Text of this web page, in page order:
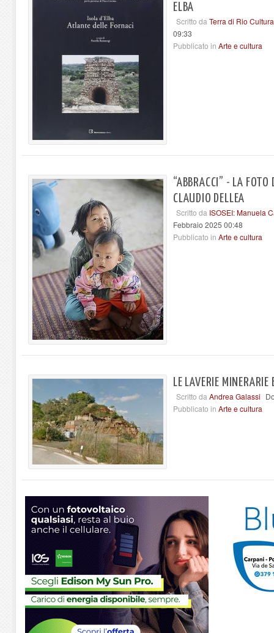
ELBA
Scritto da Terra di Rio
09:33
Pubblicato in Arte e cultura
“ABBRACCI” - LA
CLAUDIO DELLEA
Scritto da ISOSEI: Manuela
Febbraio 2025 00:48
Pubblicato in Arte e cultura
LE LAVERIE
Scritto da Andrea Galassi
Pubblicato in Arte e cultura